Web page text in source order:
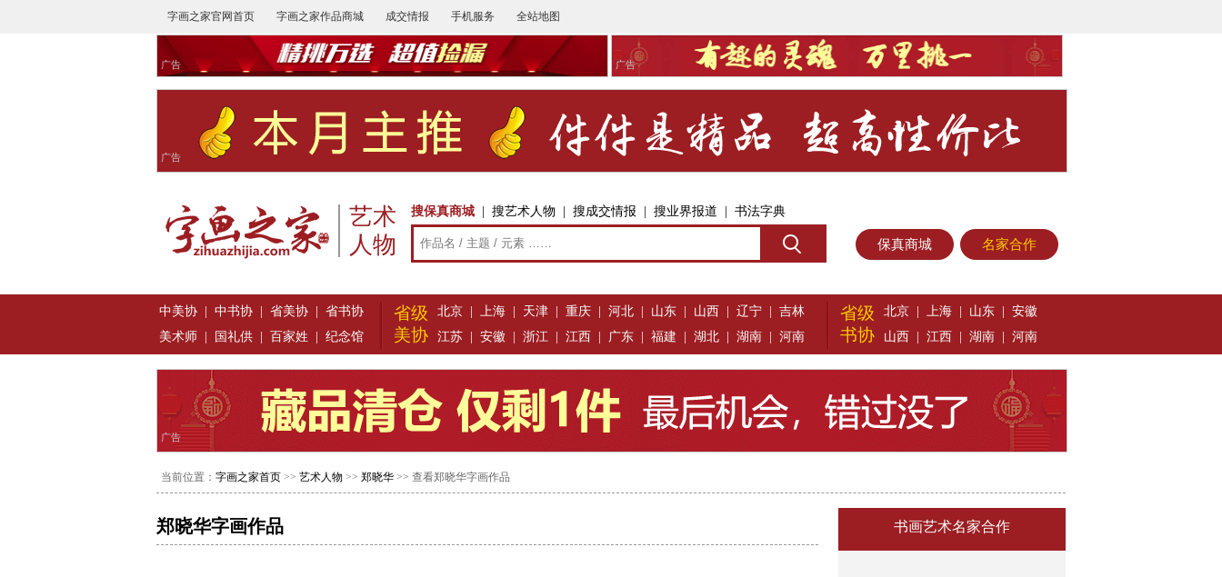
字画之家官网首页 字画之家作品商城 成交情报 手机服务 全站地图
广告 广告
广告
艺术
人物
搜保真商城 | 搜艺术人物 | 搜成交情报 | 搜业界报道 | 书法字典
保真商城 名家合作
中美协 | 中书协 | 省美协 | 省书协
美术师 | 国礼供 | 百家姓 | 纪念馆
省级
美协
北京 | 上海 | 天津 | 重庆 | 河北 | 山东 | 山西 | 辽宁 | 吉林
江苏 | 安徽 | 浙江 | 江西 | 广东 | 福建 | 湖北 | 湖南 | 河南
省级
书协
北京 | 上海 | 山东 | 安徽
山西 | 江西 | 湖南 | 河南
广告
当前位置： 字画之家首页 >> 艺术人物 >> 郑晓华 >> 查看郑晓华字画作品
郑晓华字画作品 书画艺术名家合作